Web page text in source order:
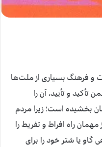
و فرهنگ بسیاری از ملت‌ها
و تأیید، آن را
بخشیده است؛ زیرا مردم
راه افراط و تفریط را
گاو یا شتر خود را برای